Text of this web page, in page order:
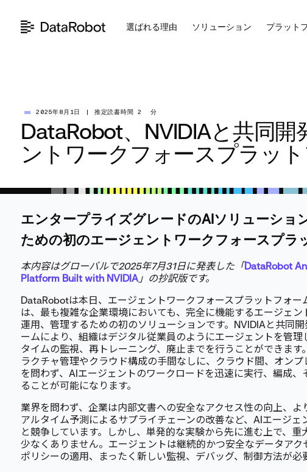
選ばれる理由 ソリューション プラット
2025年8月1日 推定読書時間 2 分
DataRobot、NVIDIAと共同開
ントワークフォースプラッ
エンタープライズグレードのAIソリューショ
ための初のエージェントワークフォースプラ
本内容はグローバルで2025年7月31日に発表した「DataRobot
Platform Built with NVIDIA」の抄訳版です。
DataRobotは本日、エージェントワークフォースプラットフォー
は、最も複雑な企業環境においても、完全に機能するエージェン
運用、管理するための初のソリューションです。NVIDIAと共同
ームにより、組織はデジタル従業員のようにエージェントを管
タイムの監視、再トレーニング、廃止までを行うことができます
ラクチャ管理やクラウド構成の手間なしに、クラウド間、オン
を問わず、AIエージェントのワークロードを迅速に実行、編成、
ることが可能になります。
業界を問わず、企業は内部文書への安全なアクセス性の向上、よ
アルタイム予測によるサプライチェーンの改善など、AIエージェ
と競争しています。しかし、単発的な実験から先に進む上で、重
少なくありません。エージェントは継続的かつ安全なデータア
ポリシーの適用、まったく新しい監視、デバッグ、制御方法が必